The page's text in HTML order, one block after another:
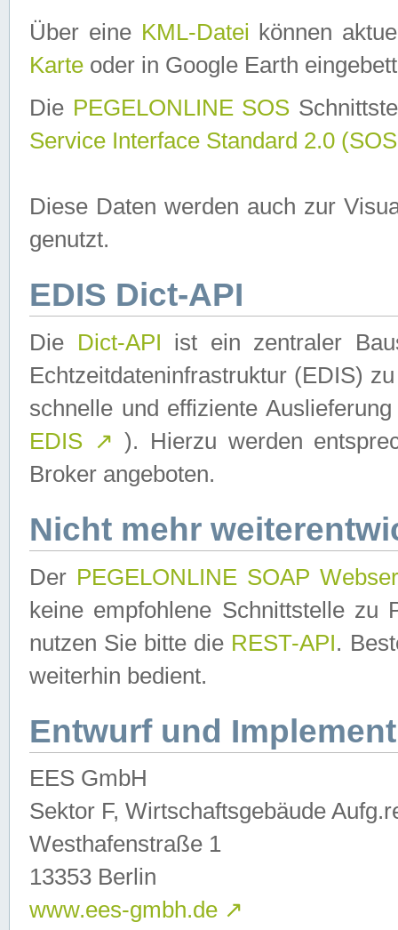
Über eine KML-Datei können
Karte oder in Google Earth
Die PEGELONLINE SOS
Service Interface Standard 2.0
Diese Daten werden auch zur
genutzt.
EDIS Dict-API
Die Dict-API ist ein zentraler
Echtzeitdateninfrastruktur (EDIS)
schnelle und effiziente
EDIS ↗ ). Hierzu werden
Broker angeboten.
Nicht mehr
Der PEGELONLINE SOAP
keine empfohlene Schnittstelle zu
nutzen Sie bitte die REST-API.
weiterhin bedient.
Entwurf und
EES GmbH
Sektor F, Wirtschaftsgebäude
Westhafenstraße 1
13353 Berlin
www.ees-gmbh.de ↗